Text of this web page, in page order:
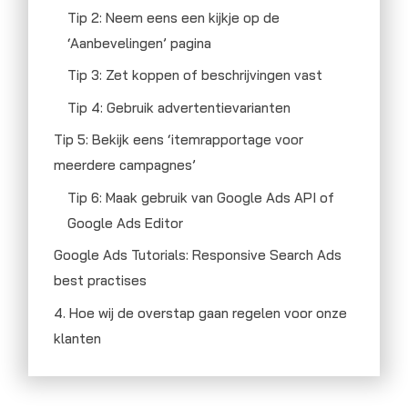
Tip 2: Neem eens een kijkje op de
‘Aanbevelingen’ pagina
Tip 3: Zet koppen of beschrijvingen vast
Tip 4: Gebruik advertentievarianten
Tip 5: Bekijk eens ‘itemrapportage voor
meerdere campagnes’
Tip 6: Maak gebruik van Google Ads API of
Google Ads Editor
Google Ads Tutorials: Responsive Search Ads
best practises
4. Hoe wij de overstap gaan regelen voor onze
klanten